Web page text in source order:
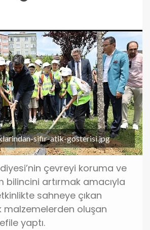
sifir-atik-gosterisi.jpg
çevreyi koruma ve
bilincini artırmak amacıyla
sahneye çıkan
malzemelerden oluşan
yaptı.